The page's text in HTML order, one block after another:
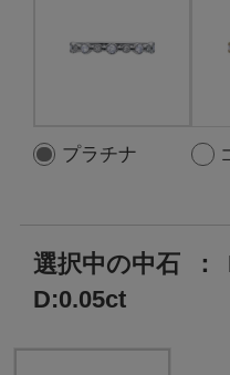
プラチナ
選択中の中石 ：
D:0.05ct